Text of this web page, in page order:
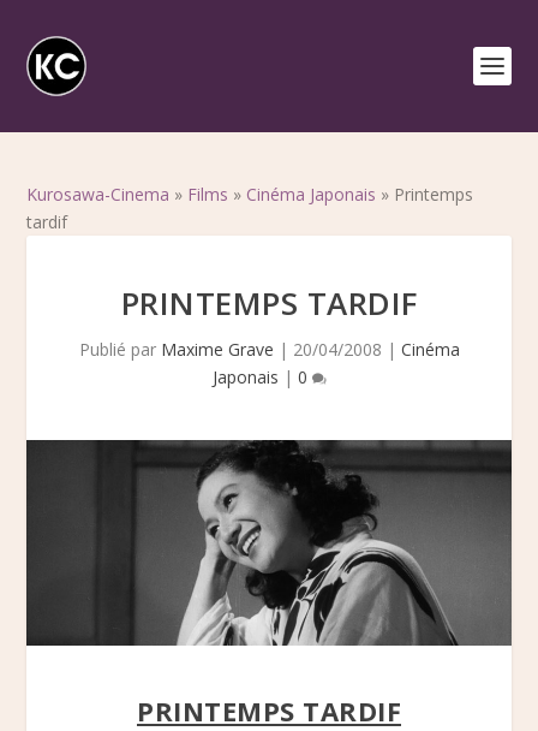
Kurosawa-Cinema » Films » Cinéma Japonais » Printemps
tardif
PRINTEMPS TARDIF
Publié par Maxime Grave | 20/04/2008 | Cinéma
Japonais | 0
PRINTEMPS TARDIF